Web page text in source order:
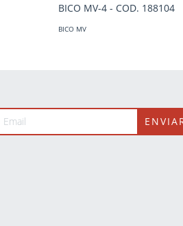
BICO MV-4 - COD. 188104
BICO MV